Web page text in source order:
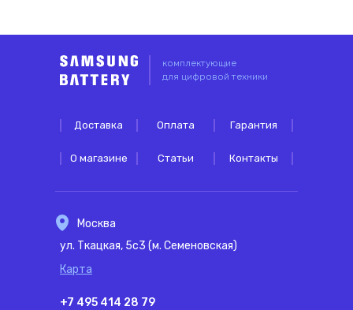
комплектующие
для цифровой техники
Доставка Оплата Гарантия
О магазине Статьи Контакты
Москва
ул. Ткацкая, 5с3 (м. Семеновская)
Карта
+7 495 414 28 79